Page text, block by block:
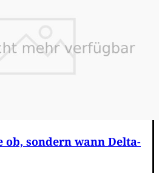
ob, sondern wann Delta-